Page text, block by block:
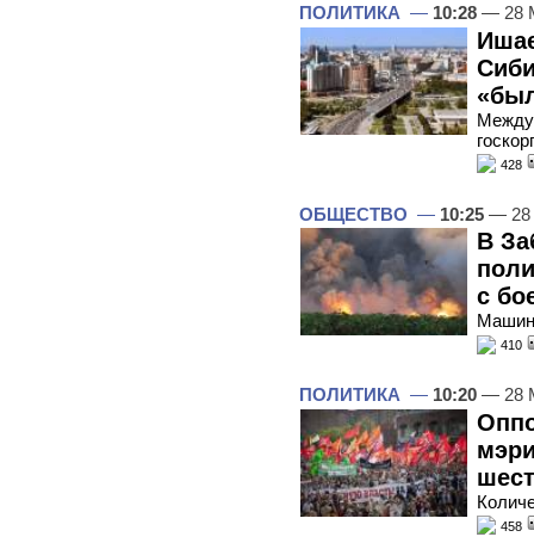
ПОЛИТИКА — 10:28 — 28
Между
428
ОБЩЕСТВО — 10:25 — 28
В
с
410
ПОЛИТИКА — 10:20 — 28
458